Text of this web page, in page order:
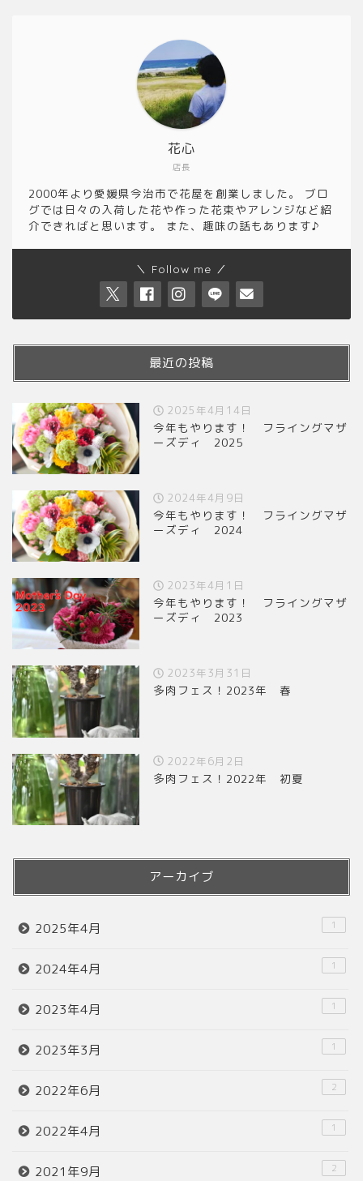
店長
花心
2000年より愛媛県今治市で花屋を創業しました。 ブロ
グでは日々の入荷した花や作った花束やアレンジなど紹
介できればと思います。 また、趣味の話もあります♪
＼ Follow me ／
最近の投稿
2025年4月14日
今年もやります！ フライングマザ
ーズディ 2025
2024年4月9日
今年もやります！ フライングマザ
ーズディ 2024
2023年4月1日
今年もやります！ フライングマザ
ーズディ 2023
2023年3月31日
多肉フェス！2023年 春
2022年6月2日
多肉フェス！2022年 初夏
アーカイブ
2025年4月 1
2024年4月 1
2023年4月 1
2023年3月 1
2022年6月 2
2022年4月 1
2021年9月 2